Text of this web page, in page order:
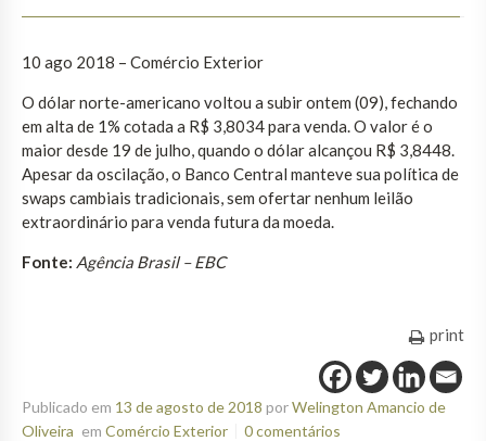
10 ago 2018 – Comércio Exterior
O dólar norte-americano voltou a subir ontem (09), fechando
em alta de 1% cotada a R$ 3,8034 para venda. O valor é o
maior desde 19 de julho, quando o dólar alcançou R$ 3,8448.
Apesar da oscilação, o Banco Central manteve sua política de
swaps cambiais tradicionais, sem ofertar nenhum leilão
extraordinário para venda futura da moeda.
Fonte: Agência Brasil – EBC
print
Publicado em 13 de agosto de 2018 porWelington Amancio de
Oliveira em Comércio Exterior 0 comentários